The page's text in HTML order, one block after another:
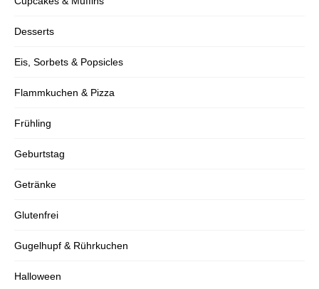
Desserts
Eis, Sorbets & Popsicles
Flammkuchen & Pizza
Frühling
Geburtstag
Getränke
Glutenfrei
Gugelhupf & Rührkuchen
Halloween